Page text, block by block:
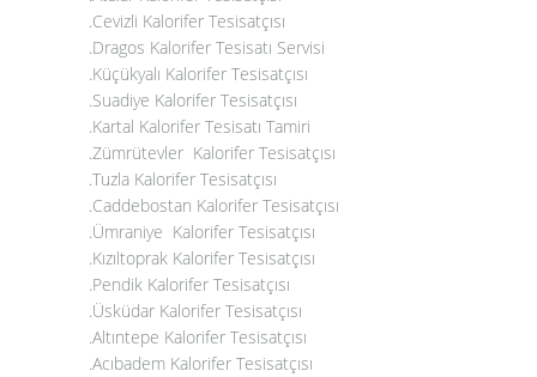
.Cevizli Kalorifer Tesisatçısı
.Dragos Kalorifer Tesisatı Servisi
.Küçükyalı Kalorifer Tesisatçısı
.Suadiye Kalorifer Tesisatçısı
.Kartal Kalorifer Tesisatı Tamiri
.Zümrütevler Kalorifer Tesisatçısı
.Tuzla Kalorifer Tesisatçısı
.Caddebostan Kalorifer Tesisatçısı
.Ümraniye Kalorifer Tesisatçısı
.Kızıltoprak Kalorifer Tesisatçısı
.Pendik Kalorifer Tesisatçısı
.Üsküdar Kalorifer Tesisatçısı
.Altıntepe Kalorifer Tesisatçısı
.Acıbadem Kalorifer Tesisatçısı